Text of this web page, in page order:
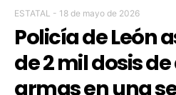
ESTATAL - 18 de mayo de 2026
Policía de León
de 2 mil dosis
armas en una